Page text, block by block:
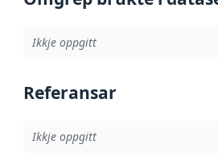
Ikkje oppgitt
Referansar
Ikkje oppgitt